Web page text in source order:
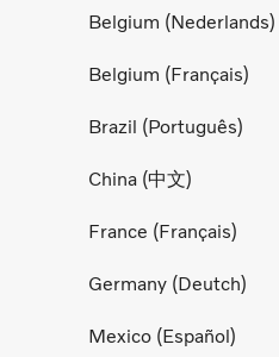
Belgium (Nederlands)
Belgium (Français)
Brazil (Português)
China (中文)
France (Français)
Germany (Deutch)
Mexico (Español)